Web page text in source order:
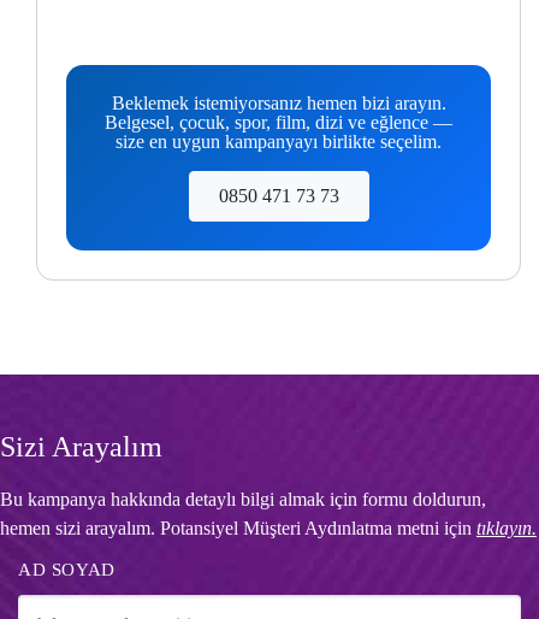
Beklemek istemiyorsanız hemen bizi arayın.
Belgesel, çocuk, spor, film, dizi ve eğlence —
size en uygun kampanyayı birlikte seçelim.
0850 471 73 73
Sizi Arayalım
Bu kampanya hakkında detaylı bilgi almak için formu doldurun,
hemen sizi arayalım. Potansiyel Müşteri Aydınlatma metni için tıklayın.
AD SOYAD